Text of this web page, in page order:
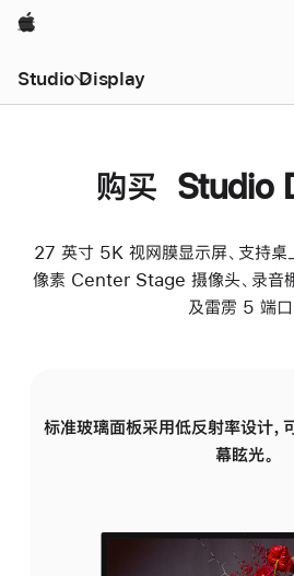
Apple
Studio Display
购买 Studio
27 英寸 5K 视网膜显示屏、支持
像素 Center Stage 摄像头、录音
及雷雳 5 端口
标准玻璃面板采用低反射率设计，
幕眩光。